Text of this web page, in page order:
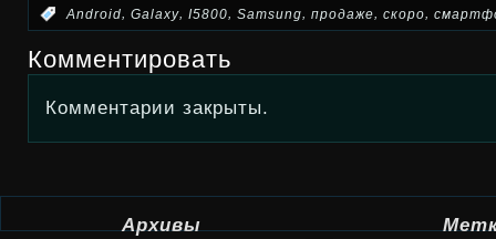
:Android, Galaxy, I5800, Samsung, продаже, скоро,
Комментировать
Комментарии закрыты.
Архивы